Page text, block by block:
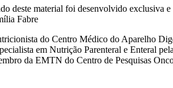
deste material foi desenvolvido exclusiva
Fabre
do Centro Médico do Aparelho
em Nutrição Parenteral e Enteral
da EMTN do Centro de Pesquisas